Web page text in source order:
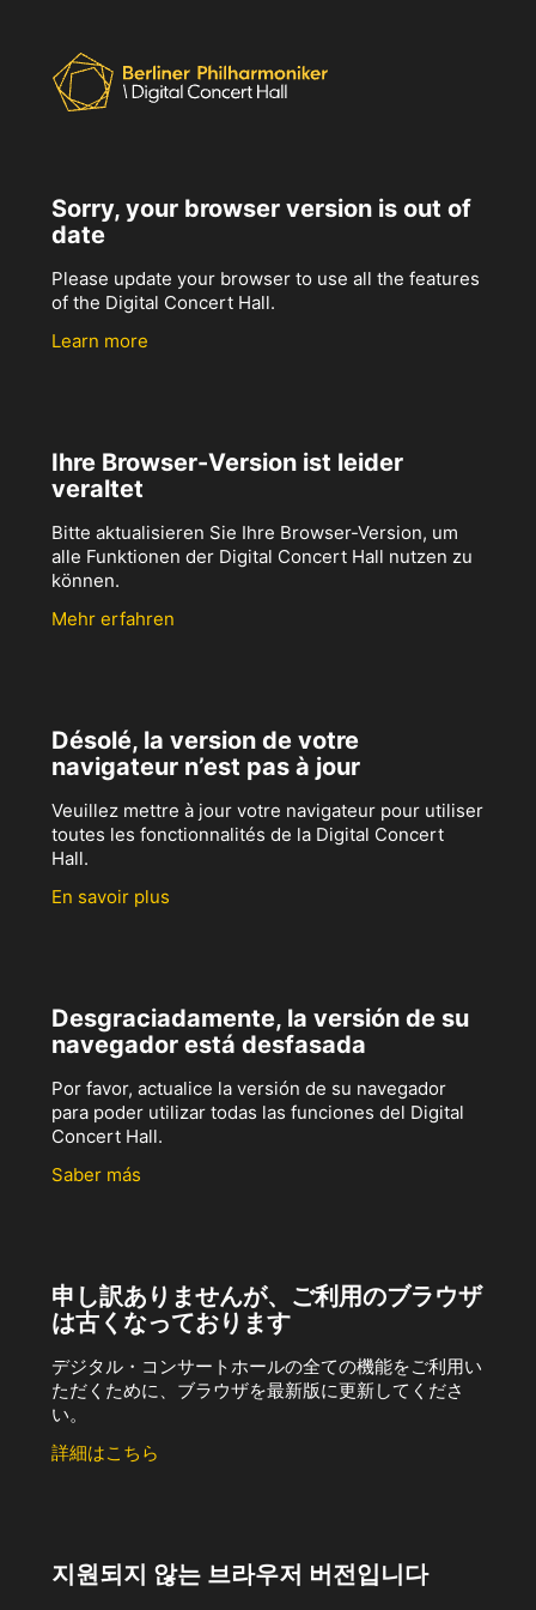
Sorry, your browser version is out of
date
Please update your browser to use all the features
of the Digital Concert Hall.
Learn more
Ihre Browser-Version ist leider
veraltet
Bitte aktualisieren Sie Ihre Browser-Version, um
alle Funktionen der Digital Concert Hall nutzen zu
können.
Mehr erfahren
Désolé, la version de votre
navigateur n’est pas à jour
Veuillez mettre à jour votre navigateur pour utiliser
toutes les fonctionnalités de la Digital Concert
Hall.
En savoir plus
Desgraciadamente, la versión de su
navegador está desfasada
Por favor, actualice la versión de su navegador
para poder utilizar todas las funciones del Digital
Concert Hall.
Saber más
申し訳ありませんが、ご利用のブラウザ
は古くなっております
デジタル・コンサートホールの全ての機能をご利用い
ただくために、ブラウザを最新版に更新してくださ
い。
詳細はこちら
지원되지 않는 브라우저 버전입니다